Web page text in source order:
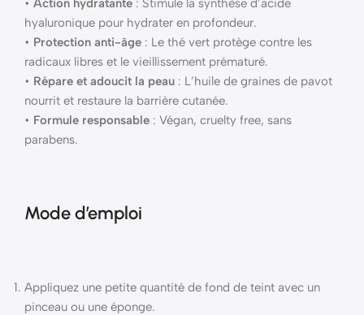
• Action hydratante : Stimule la synthèse d’acide
hyaluronique pour hydrater en profondeur.
• Protection anti-âge : Le thé vert protège contre les
radicaux libres et le vieillissement prématuré.
• Répare et adoucit la peau : L’huile de graines de pavot
nourrit et restaure la barrière cutanée.
• Formule responsable : Végan, cruelty free, sans
parabens.
Mode d’emploi
Appliquez une petite quantité de fond de teint avec un
pinceau ou une éponge.